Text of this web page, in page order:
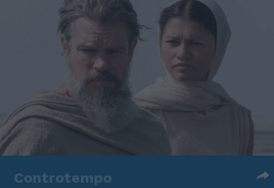
Controtempo